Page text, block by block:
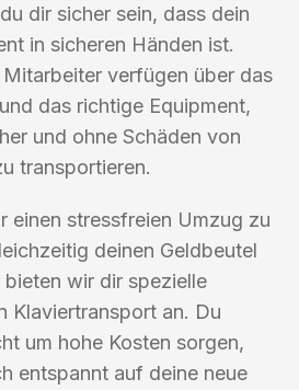
dir sicher sein, dass dein
in sicheren Händen ist.
verfügen über das
das richtige Equipment,
und ohne Schäden von
transportieren.
einen stressfreien Umzug zu
deinen Geldbeutel
wir dir spezielle
Klaviertransport an. Du
um hohe Kosten sorgen,
entspannt auf deine neue